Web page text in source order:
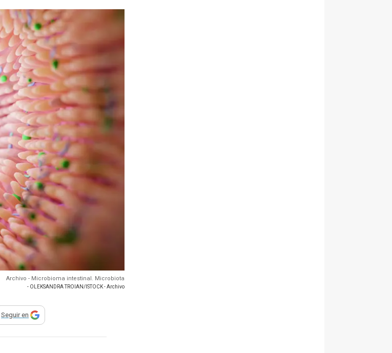
Archivo - Microbioma intestinal. Microbiota
- OLEKSANDRA TROIAN/ISTOCK - Archivo
para compartir
Seguir en